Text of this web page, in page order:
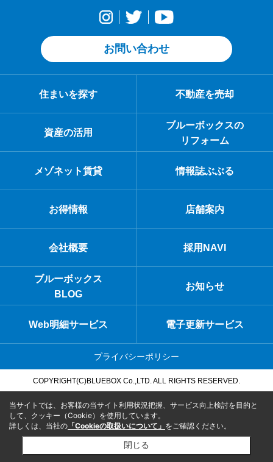
お問い合わせ
住まいを探す 不動産を売却
資産の活用
ブルーボックスの
リフォーム
メゾネット賃貸 情報誌ぶぶる
お得情報 店舗案内
会社概要 採用NAVI
ブルーボックス
BLOG
お知らせ
Web明細サービス 電子更新サービス
プライバシーポリシー
COPYRIGHT(C)BLUEBOX Co.,LTD. ALL RIGHTS RESERVED.
当サイトでは、お客様の当サイト利用状況把握、サービス向上検討を目的と
して、クッキー（Cookie）を使用しています。
詳しくは、当社の 「Cookieの取扱いについて」 をご確認ください。
閉じる